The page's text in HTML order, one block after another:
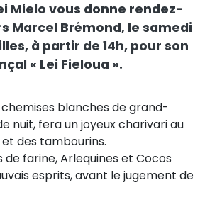
Mielo vous donne rendez-
Marcel Brémond, le samedi
à partir de 14h, pour son
« Lei Fieloua ».
blanches de grand-
nuit, fera un joyeux charivari au
des tambourins.
farine, Arlequines et Cocos
esprits, avant le jugement de